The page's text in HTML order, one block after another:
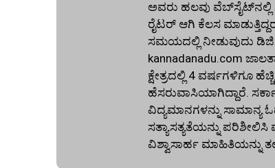
ಅವರು ಹಲವು ವೆಬ್‌ಸೈಟ್‌ನಲ್ಲಿ
ರೈಟರ್ ಆಗಿ ಕೆಲಸ
ಸಮಯದಲ್ಲಿ ನೀಡುವುದು
kannadanadu.com
ಕ್ಷೇತ್ರದಲ್ಲಿ 4 ವರ್ಷಗಳಿಗೂ
ಹೆಸರುವಾಸಿಯಾಗಿದ್ದಾರೆ.
ವಿದ್ಯಮಾನಗಳನ್ನು ಸಾಮಾನ್ಯ
ಸತ್ಯಾಸತ್ಯತೆಯನ್ನು
ವಿಶ್ವಾಸಾರ್ಹ ಮಾಹಿತಿಯನ್ನು